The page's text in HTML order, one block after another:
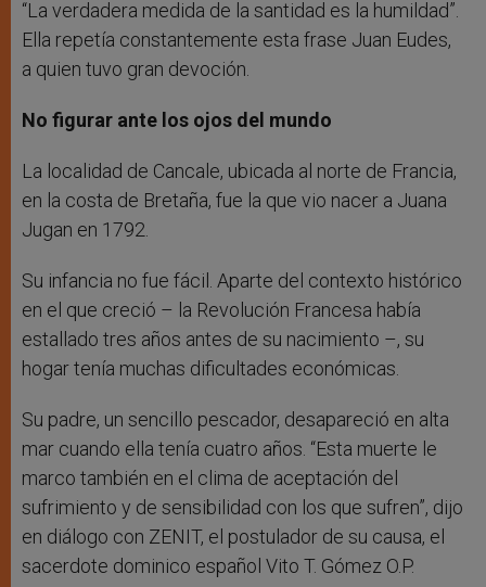
“La verdadera medida de la santidad es la humildad”.
Ella repetía constantemente esta frase Juan Eudes,
a quien tuvo gran devoción.
No figurar ante los ojos del mundo
La localidad de Cancale, ubicada al norte de Francia,
en la costa de Bretaña, fue la que vio nacer a Juana
Jugan en 1792.
Su infancia no fue fácil. Aparte del contexto histórico
en el que creció – la Revolución Francesa había
estallado tres años antes de su nacimiento –, su
hogar tenía muchas dificultades económicas.
Su padre, un sencillo pescador, desapareció en alta
mar cuando ella tenía cuatro años. “Esta muerte le
marco también en el clima de aceptación del
sufrimiento y de sensibilidad con los que sufren”, dijo
en diálogo con ZENIT, el postulador de su causa, el
sacerdote dominico español Vito T. Gómez O.P.